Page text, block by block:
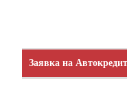
Заявка на